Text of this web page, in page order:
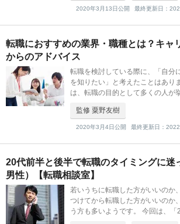
2020年3月13日公開 最終更新日：
転職におすすめの業界・職種とは？キャ
からのアドバイス
転職を検討している際に、「自分
を知りたい」と考えたことはあり
は、転職の目的として多くの人が
つを軸に、おすすめの業界と職種に
監修 粟野友樹
2020年3月4日公開 最終更新日：
20代前半と後半で転職のタイミングに迷
男性）【転職相談室】
若いうちに転職した方がいいのか
つけてから転職した方がいいのか
う方も多いようです。 今回は、